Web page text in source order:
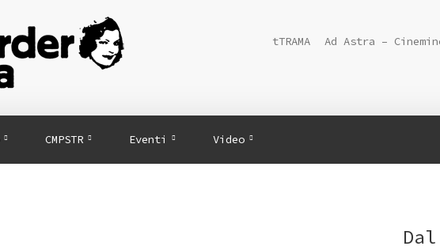
tTRAMA Ad Astra –
CMPSTR Eventi Video